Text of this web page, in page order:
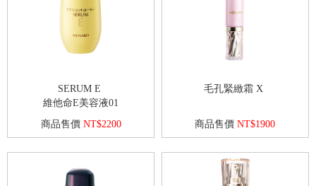
SERUM E
維他命E美容液01
商品售價NT$2200
毛孔緊緻霜 X
商品售價 NT$1900